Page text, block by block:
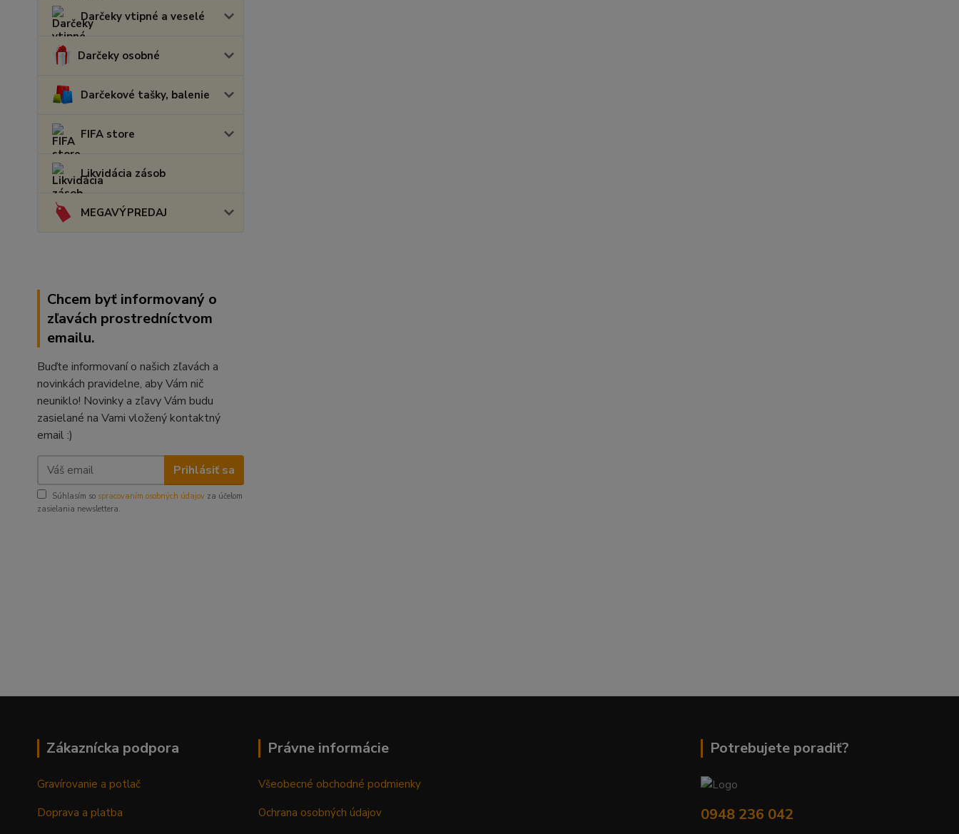
Darčeky vtipné a veselé
Darčeky osobné
Darčekové tašky, balenie
FIFA store
Likvidácia zásob
MEGAVÝPREDAJ
Chcem byť informovaný o
zľavách prostredníctvom
emailu.
Buďte informovaní o našich zľavách a
novinkách pravidelne, aby Vám nič
neuniklo! Novinky a zľavy Vám budu
zasielané na Vami vložený kontaktný
email :)
Prihlásiť sa
Súhlasím so spracovaním osobných údajov za účelom
zasielania newslettera.
Zákaznícka podpora
Gravírovanie a potlač
Doprava a platba
Právne informácie
Všeobecné obchodné podmienky
Ochrana osobných údajov
Potrebujete poradiť?
0948 236 042